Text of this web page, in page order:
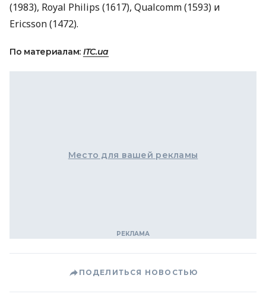
(1983), Royal Philips (1617), Qualcomm (1593) и
Ericsson (1472).
По материалам: ITC.ua
Место для вашей рекламы
ПОДЕЛИТЬСЯ НОВОСТЬЮ